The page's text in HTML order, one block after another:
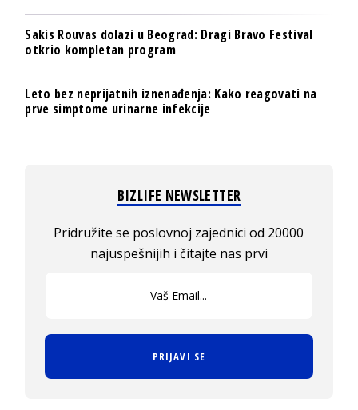
Sakis Rouvas dolazi u Beograd: Dragi Bravo Festival
otkrio kompletan program
Leto bez neprijatnih iznenađenja: Kako reagovati na
prve simptome urinarne infekcije
BIZLIFE NEWSLETTER
Pridružite se poslovnoj zajednici od 20000
najuspešnijih i čitajte nas prvi
PRIJAVI SE